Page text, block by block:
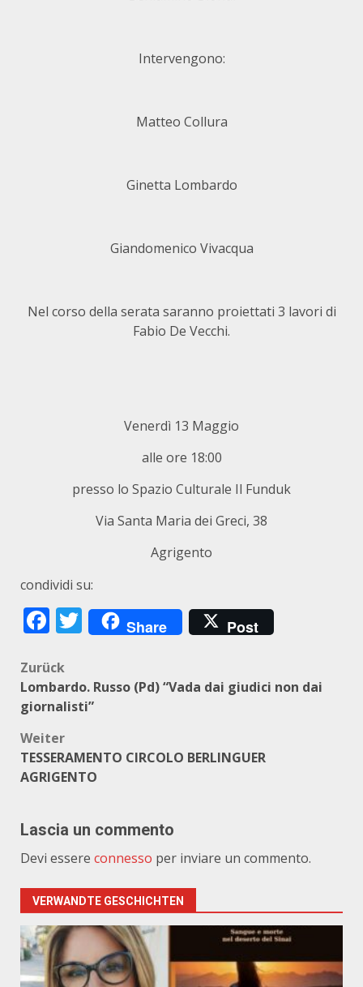
Intervengono:
Matteo Collura
Ginetta Lombardo
Giandomenico Vivacqua
Nel corso della serata saranno proiettati 3 lavori di
Fabio De Vecchi.
Venerdì 13 Maggio
alle ore 18:00
presso lo Spazio Culturale Il Funduk
Via Santa Maria dei Greci, 38
Agrigento
condividi su:
Facebook
Twitter
Share Post
Beitragsnavigation
Zurück
Lombardo. Russo (Pd) “Vada dai giudici non dai
giornalisti”
Weiter
TESSERAMENTO CIRCOLO BERLINGUER
AGRIGENTO
Lascia un commento
Devi essere connesso per inviare un commento.
VERWANDTE GESCHICHTEN